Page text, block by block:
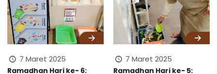
7 Maret 2025
Ramadhan Hari ke- 6:
7 Maret 2025
Ramadhan Hari ke- 5: